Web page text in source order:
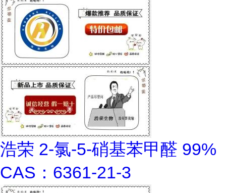
浩荣 2-氯-5-硝基苯甲醛 99%
CAS：6361-21-3